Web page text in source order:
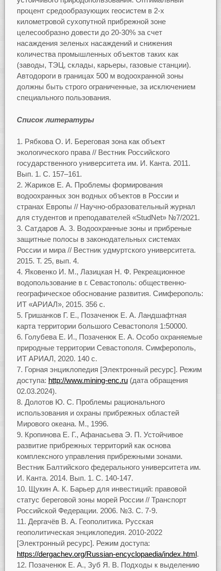
процент средообразующих геосистем в 2-х
километровой сухопутной прибрежной зоне
целесообразно довести до 20-30% за счет
насаждения зеленых насаждений и снижения
количества промышленных объектов таких как
(заводы, ТЭЦ, склады, карьеры, газовые станции).
Автодороги в границах 500 м водоохранной зоны
должны быть строго ограниченные, за исключением
специального пользования.
Список литературы
Рябкова О. И. Береговая зона как объект
экологического права // Вестник Российского
государственного университета им. И. Канта. 2011.
Вып. 1. С. 157–161.
Жариков Е. А. Проблемы формирования
водоохранных зон водных объектов в России и
странах Европы // Научно-образовательный журнал
для студентов и преподавателей «StudNet» №7/2021.
Сатдаров А. З. Водоохранные зоны и прибреные
защитные полосы в законодательных системах
России и мира // Вестник удмуртского университета.
2015. Т. 25, вып. 4.
Яковенко И. М., Лазицкая Н. Ф. Рекреационное
водопользование в г. Севастополь: общественно-
географическое обоснование развития. Симферополь:
ИТ «АРИАЛ», 2015. 356 с.
Гришанков Г. Е., Позаченюк Е. А. Ландшафтная
карта территории большого Севастополя 1:50000.
Голубева Е. И., Позаченюк Е. А. Особо охраняемые
природные территории Севастополя. Симферополь,
ИТ АРИАЛ, 2020. 140 с.
Горная энциклопедия [Электронный ресурс]. Режим
доступа: http://www.mining-enc.ru(дата обращения
02.03.2024).
Долотов Ю. С. Проблемы рационального
использования и охраны прибрежных областей
Мирового океана. М., 1996.
Кропинова Е. Г., Афанасьева Э. П. Устойчивое
развитие прибрежных территорий как основа
комплексного управления прибрежными зонами.
Вестник Балтийского федерального университета им.
И. Канта. 2014. Вып. 1. С. 140-147.
Щукин А. К. Барьер для инвестиций: правовой
статус береговой зоны морей России // Транспорт
Российской Федерации. 2006. №3. С. 7-9.
Дергачёв В. А. Геополитика. Русская
геополитическая энциклопедия. 2010-2022
[Электронный ресурс]. Режим доступа:
https://dergachev.org/Russian-encyclopaedia/index.html.
Позаченюк Е. А., Зуб Я. В. Подходы к выделению